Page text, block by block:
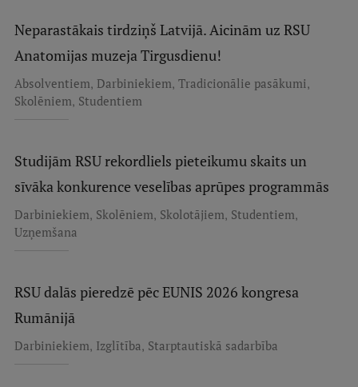
Neparastākais tirdziņš Latvijā. Aicinām uz RSU
Anatomijas muzeja Tirgusdienu!
Absolventiem, Darbiniekiem, Tradicionālie pasākumi,
Skolēniem, Studentiem
Studijām RSU rekordliels pieteikumu skaits un
sīvāka konkurence veselības aprūpes programmās
Darbiniekiem, Skolēniem, Skolotājiem, Studentiem,
Uzņemšana
RSU dalās pieredzē pēc EUNIS 2026 kongresa
Rumānijā
Darbiniekiem, Izglītība, Starptautiskā sadarbība